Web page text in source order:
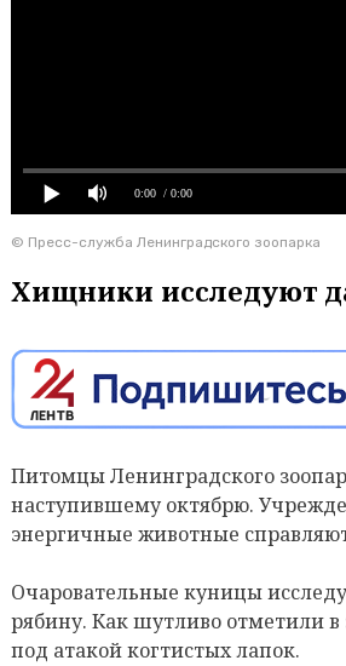
0:00 / 0:00
© Пресс-служба Ленинградского зоопарка
Хищники исследуют
Питомцы Ленинградского
наступившему октябрю.
энергичные животные
Очаровательные куницы
рябину. Как шутливо отметили в
под атакой когтистых лапок.